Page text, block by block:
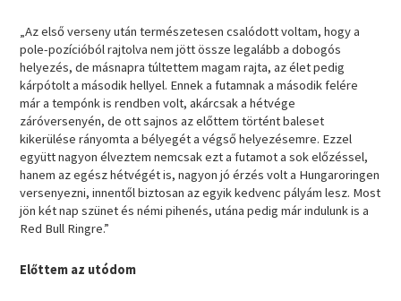
„Az első verseny után természetesen csalódott voltam, hogy a
pole-pozícióból rajtolva nem jött össze legalább a dobogós
helyezés, de másnapra túltettem magam rajta, az élet pedig
kárpótolt a második hellyel. Ennek a futamnak a második felére
már a tempónk is rendben volt, akárcsak a hétvége
záróversenyén, de ott sajnos az előttem történt baleset
kikerülése rányomta a bélyegét a végső helyezésemre. Ezzel
együtt nagyon élveztem nemcsak ezt a futamot a sok előzéssel,
hanem az egész hétvégét is, nagyon jó érzés volt a Hungaroringen
versenyezni, innentől biztosan az egyik kedvenc pályám lesz. Most
jön két nap szünet és némi pihenés, utána pedig már indulunk is a
Red Bull Ringre.”
Előttem az utódom